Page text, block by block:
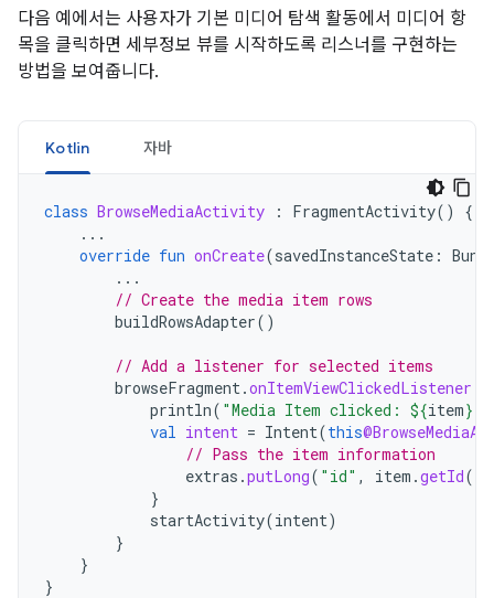
다음 예에서는 사용자가 기본 미디어 탐색 활동에서 미디어 항
목을 클릭하면 세부정보 뷰를 시작하도록 리스너를 구현하는
방법을 보여줍니다.
Kotlin 자바
class BrowseMediaActivity : FragmentActivity()
{
...
override fun onCreate(savedInstanceState :
...
// Create the media item rows
buildRowsAdapter()
// Add a listener for selected items
browseFragment.onItemViewClickedListener
println( "Media Item clicked: ${item}
val intent = Intent(this
// Pass the item information
extras .putLong( "id" , item .getId())
}
startActivity(intent)
}
}
}